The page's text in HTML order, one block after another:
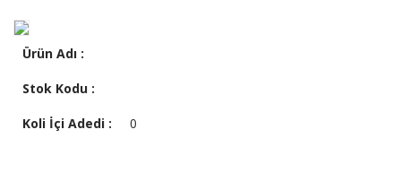
Ürün Adı :
Stok Kodu :
Koli İçi Adedi : 0